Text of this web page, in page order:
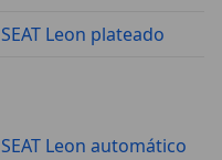
SEAT Leon plateado
SEAT Leon automático